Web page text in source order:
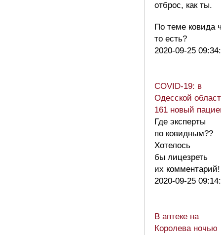
отброс, как ты.
По теме ковида
то есть?
2020-09-25
COVID-19: в
Одесской
161 новый
Где эксперты
по ковидным??
Хотелось
бы лицезреть
их
2020-09-25
В аптеке на
Королева ночью